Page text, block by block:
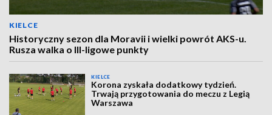
KIELCE
Historyczny sezon dla Moravii i wielki powrót AKS-u.
Rusza walka o III-ligowe punkty
KIELCE
Korona zyskała dodatkowy tydzień.
Trwają przygotowania do meczu z Legią
Warszawa